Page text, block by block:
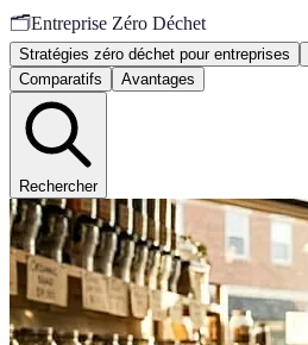
🗂️Entreprise Zéro Déchet
Stratégies zéro déchet pour entreprises
Comparatifs
Avantages
Rechercher